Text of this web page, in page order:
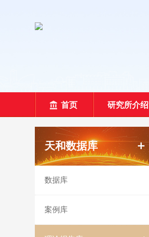
首页 研究所介绍
天和数据库
数据库
案例库